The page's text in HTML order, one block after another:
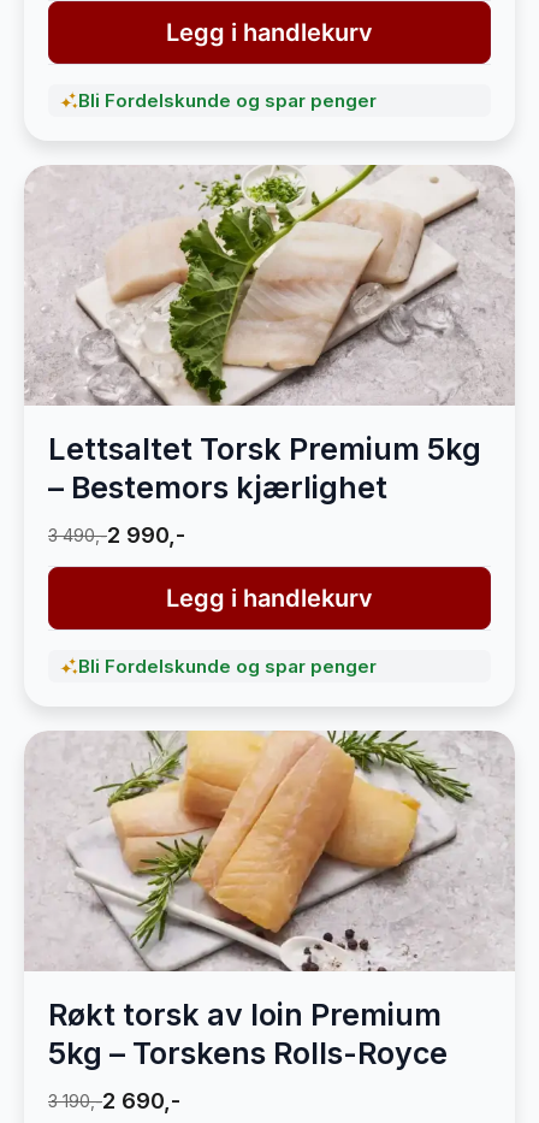
Legg i handlekurv
Bli Fordelskunde og spar penger
Lettsaltet Torsk Premium 5kg
– Bestemors kjærlighet
3 490,-2 990,-
Legg i handlekurv
Bli Fordelskunde og spar penger
Røkt torsk av loin Premium
5kg – Torskens Rolls-Royce
3 190,-2 690,-